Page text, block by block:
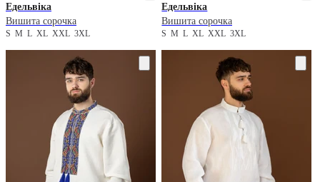
Едельвіка
Вишита сорочка
S M L XL XXL 3XL
Едельвіка
Вишита сорочка
SMLXLXXL3XL